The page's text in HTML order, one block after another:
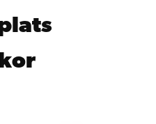
alumnnätverk